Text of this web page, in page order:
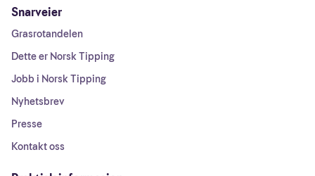
Snarveier
Grasrotandelen
Dette er Norsk Tipping
Jobb i Norsk Tipping
Nyhetsbrev
Presse
Kontakt oss